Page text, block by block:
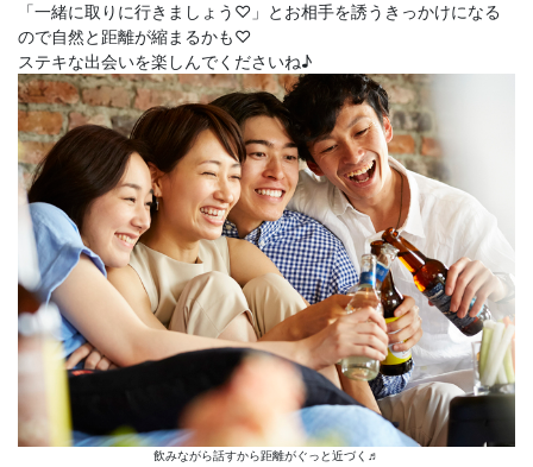
「一緒に取りに行きましょう♡」とお相手を誘うきっかけになる
ので自然と距離が縮まるかも♡
ステキな出会いを楽しんでくださいね♪
飲みながら話すから距離がぐっと近づく♬